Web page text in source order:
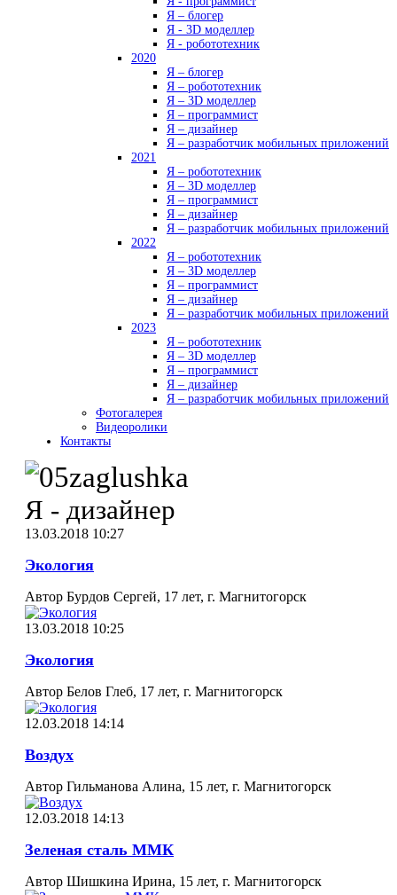
Я – блогер
Я - 3D моделлер
Я - робототехник
2020
Я – блогер
Я – робототехник
Я – 3D моделлер
Я – программист
Я – дизайнер
Я – разработчик мобильных приложений
2021
Я – робототехник
Я – 3D моделлер
Я – программист
Я – дизайнер
Я – разработчик мобильных приложений
2022
Я – робототехник
Я – 3D моделлер
Я – программист
Я – дизайнер
Я – разработчик мобильных приложений
2023
Я – робототехник
Я – 3D моделлер
Я – программист
Я – дизайнер
Я – разработчик мобильных приложений
Фотогалерея
Видеоролики
Контакты
Я - дизайнер
13.03.2018 10:27
Экология
Автор Бурдов Сергей, 17 лет, г. Магнитогорск
13.03.2018 10:25
Экология
Автор Белов Глеб, 17 лет, г. Магнитогорск
12.03.2018 14:14
Воздух
Автор Гильманова Алина, 15 лет, г. Магнитогорск
12.03.2018 14:13
Зеленая сталь ММК
Автор Шишкина Ирина, 15 лет, г. Магнитогорск